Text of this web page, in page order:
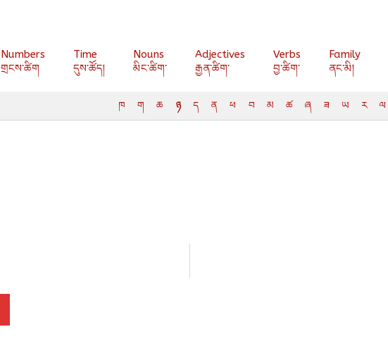
Numbers
གྲངས་ཚིག
Time
དུས་ཚོད།
Nouns
མིང་ཚིག་
Adjectives
རྒྱན་ཚིག་
Verbs
བྱ་ཚིག་
Family
ནང་མི།
ཁ ག ཆ ཉ ད ན ཕ བ མ ཚ ཞ ཟ ཡ ར ལ